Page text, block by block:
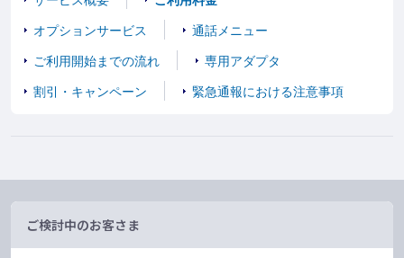
オプションサービス
通話メニュー
ご利用開始までの流れ
専用アダプタ
割引・キャンペーン
緊急通報における注意事項
ご検討中のお客さま